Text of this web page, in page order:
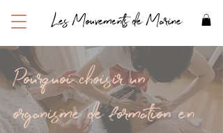
Les Mouvements de Marine
Pourquoi choisir un
organisme de formation en